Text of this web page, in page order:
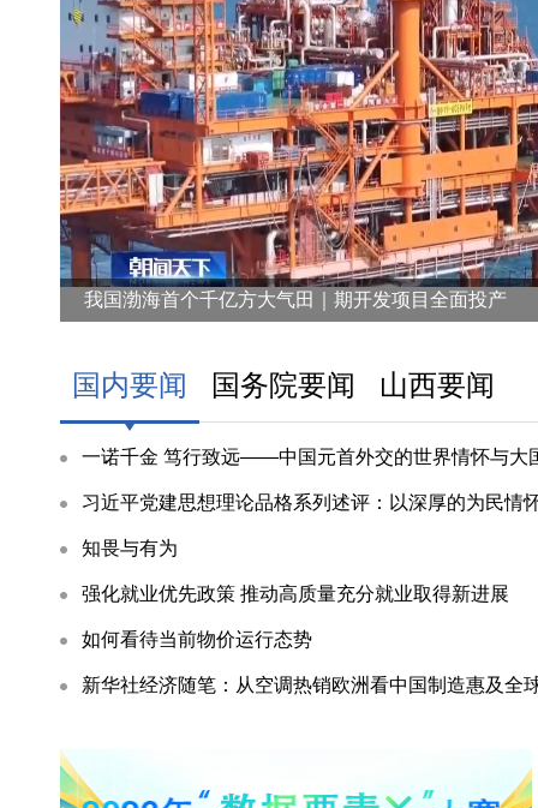
全市干
8月6日，全市干部素质提升工程第87期专题讲
邀省国资委党委委员、副主任闫卫伟，以“全面准确
一诺千金 笃行
（APEC）领导人非正式会议在北京举行，湛蓝的
7月21日，中国（山西）—马来西亚（吉隆坡
全市干
邀省国资委党委委员、副主任闫卫伟，以“全面准确
我国渤海首个千亿方大气田｜期开发项目全面投产
国内要闻 国务院要闻 山西要闻
一诺千金 笃行致远——中国元首外交的世界情怀与大
习近平党建思想理论品格系列述评：以深厚的为民情
知畏与有为
强化就业优先政策 推动高质量充分就业取得新进展
如何看待当前物价运行态势
新华社经济随笔：从空调热销欧洲看中国制造惠及全